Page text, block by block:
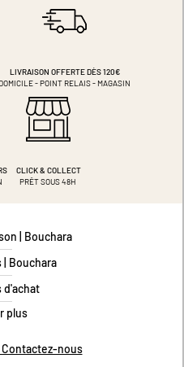
LIVRAISON OFFERTE DÈS 120€
DOMICILE - POINT RELAIS - MAGASIN
CLICK & COLLECT
PRÊT SOUS 48H
| Bouchara
| Bouchara
d'achat
tailles
plus
nous